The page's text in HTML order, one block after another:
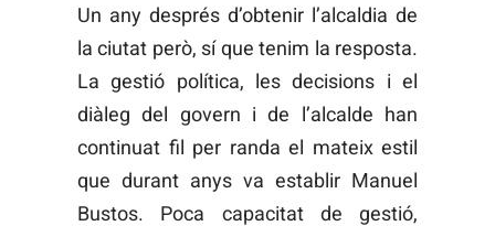
Un any després d’obtenir l’alcaldia de
la ciutat però, sí que tenim la resposta.
La gestió política, les decisions i el
diàleg del govern i de l’alcalde han
continuat fil per randa el mateix estil
que durant anys va establir Manuel
Bustos. Poca capacitat de gestió,